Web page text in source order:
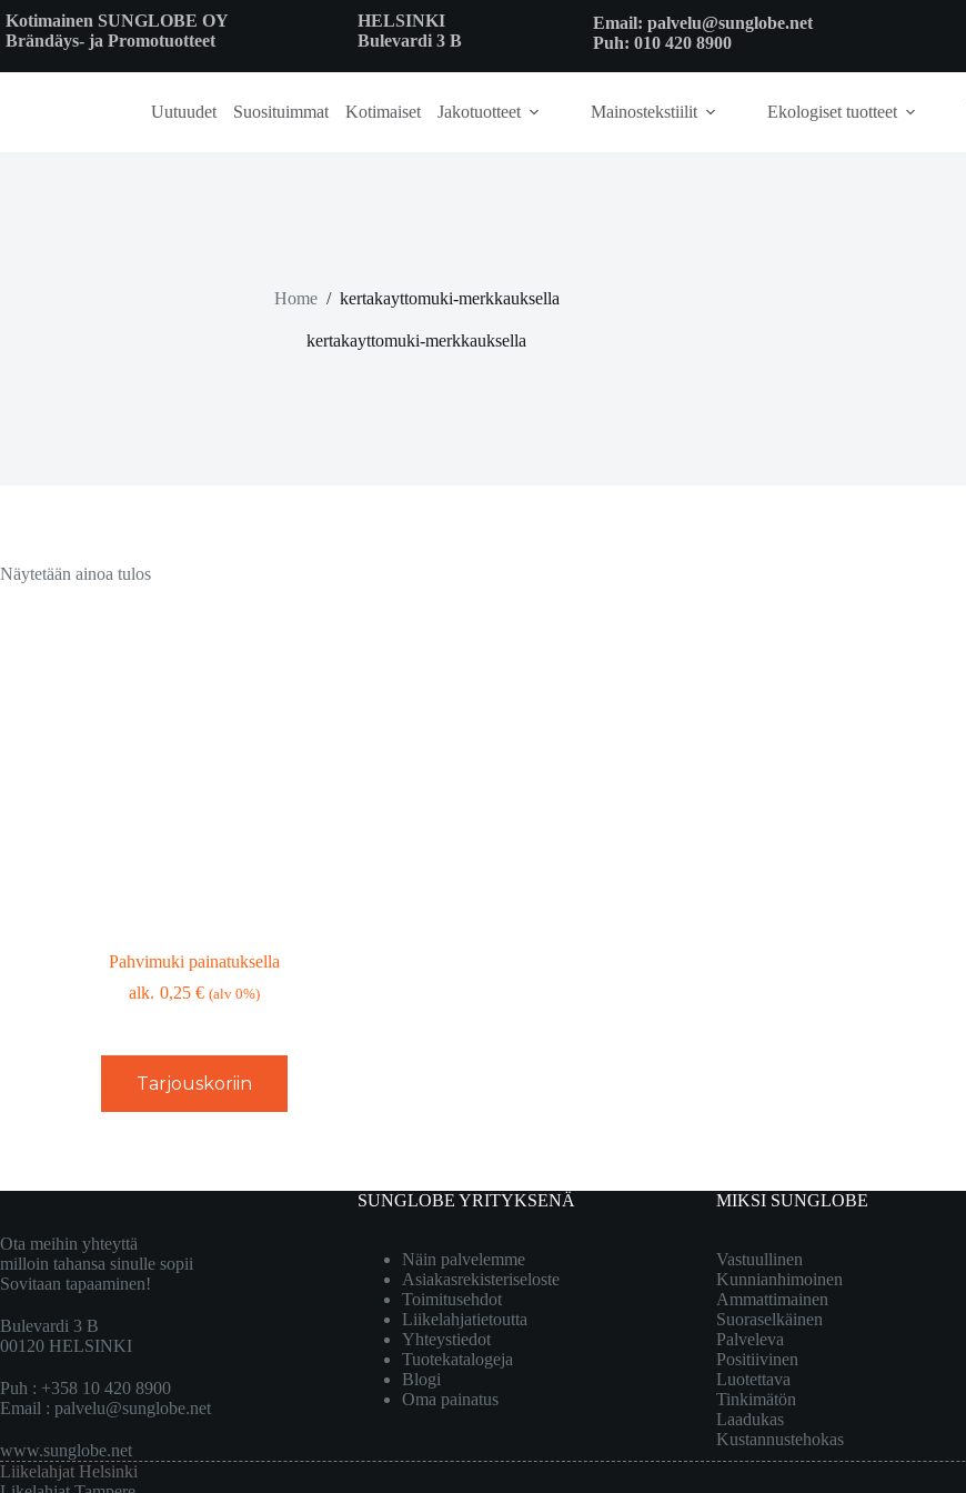
to
content
Kotimainen SUNGLOBE OY
Brändäys- ja Promotuotteet
HELSINKI
Bulevardi 3 B
Email: palvelu@sunglobe.net
Puh: 010 420 8900
Uutuudet Suosituimmat Kotimaiset Jakotuotteet Mainostekstiilit Ekologiset tuotteet
Home / kertakayttomuki-merkkauksella
kertakayttomuki-merkkauksella
Näytetään ainoa tulos
Pahvimuki painatuksella
0,25 € (alv 0%)
Tarjouskoriin
Ota meihin yhteyttä
milloin tahansa sinulle sopii
Sovitaan tapaaminen!
Bulevardi 3 B
00120 HELSINKI
Puh : +358 10 420 8900
Email : palvelu@sunglobe.net
www.sunglobe.net
SUNGLOBE YRITYKSENÄ
Näin palvelemme
Asiakasrekisteriseloste
Toimitusehdot
Liikelahjatietoutta
Yhteystiedot
Tuotekatalogeja
Blogi
Oma painatus
MIKSI SUNGLOBE
Vastuullinen
Kunnianhimoinen
Ammattimainen
Suoraselkäinen
Palveleva
Positiivinen
Luotettava
Tinkimätön
Laadukas
Kustannustehokas
Liikelahjat Helsinki